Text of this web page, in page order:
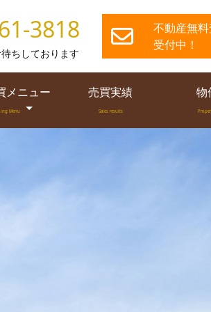
3818
ちしております
不動産無
受付中！
メニュー
Menu
売買実績
Sales results
物